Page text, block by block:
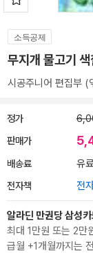
소득공제
무지개 물고기
시공주니어 편집부 (
정가
판매가
배송료 유
전자책 전
알라딘 만권당 삼성
최대 1만원 또는 2
급월 +1개월까지는